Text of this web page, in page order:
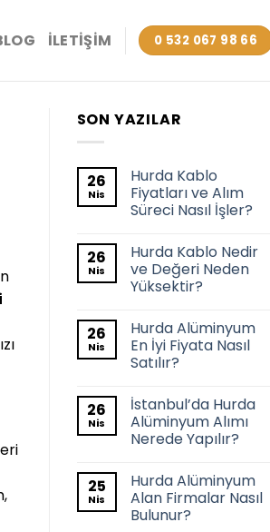
İLETIŞIM 0 532 067 98 66
SON YAZILAR
26
Nis
Hurda Kablo
Fiyatları ve Alım
Süreci Nasıl İşler?
26
Nis
Hurda Kablo Nedir
ve Değeri Neden
Yüksektir?
26
Nis
Hurda Alüminyum
En İyi Fiyata Nasıl
Satılır?
26
Nis
İstanbul’da Hurda
Alüminyum Alımı
Nerede Yapılır?
25
Nis
Hurda Alüminyum
Alan Firmalar Nasıl
Bulunur?